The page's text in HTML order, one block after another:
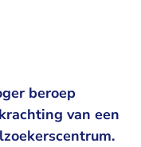
beroep
van een